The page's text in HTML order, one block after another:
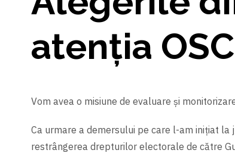
atenția
Vom avea o misiune de evaluare și
Ca urmare a demersului pe care l-am inițiat
restrângerea drepturilor electorale de către